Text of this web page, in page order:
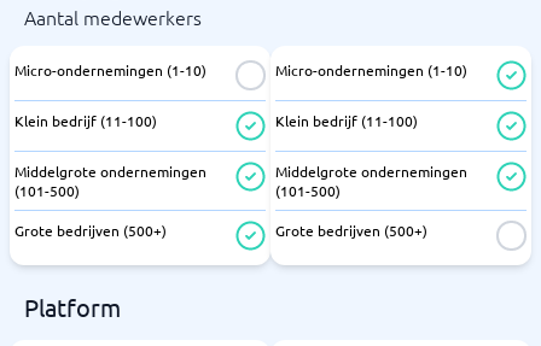
Aantal medewerkers
Micro-ondernemingen (1-10)
Klein bedrijf (11-100)
Middelgrote ondernemingen
(101-500)
Grote bedrijven (500+)
Micro-ondernemingen (1-10)
Klein bedrijf (11-100)
Middelgrote ondernemingen
(101-500)
Grote bedrijven (500+)
Platform